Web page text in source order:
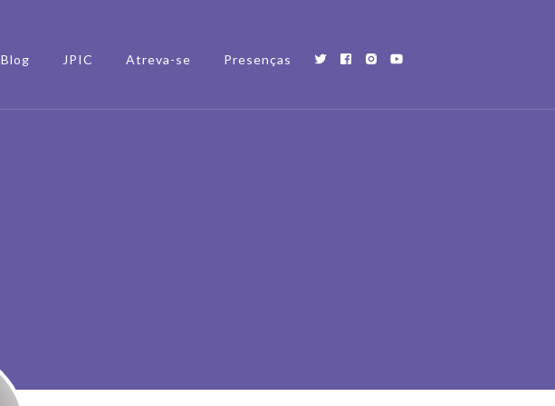
Blog JPIC Atreva-se Presenças